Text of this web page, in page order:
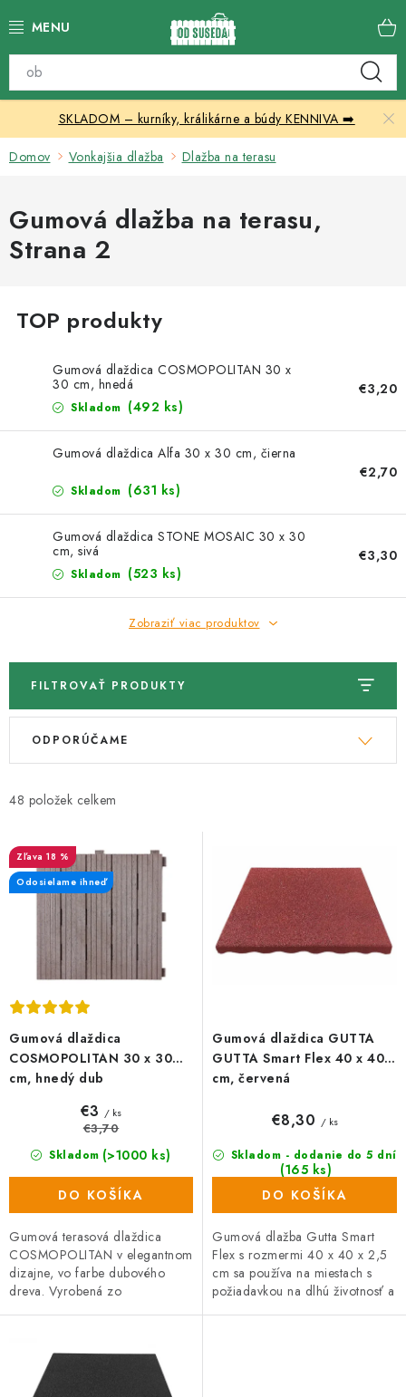
na
Katalóg produktov
Skleníky
Chovateľské potreby
Vonkajšia dlažba
Kachle
SKLADOM – kurníky, králikárne a búdy KENNIVA ➡️
Domov Vonkajšia dlažba Dlažba na terasu
Gumová dlažba na terasu,
Strana 2
Gumová dlaždica COSMOPOLITAN 30 x
30 cm, hnedá
Skladom (492 ks)
€3,20
Gumová dlaždica Alfa 30 x 30 cm, čierna
Skladom (631 ks)
€2,70
Gumová dlaždica STONE MOSAIC 30 x 30
cm, sivá
Skladom (523 ks)
€3,30
Zobraziť viac produktov
FILTROVAŤ PRODUKTY
V
i
p
r
t
o
v
48
R
e
i
e
u
k
t
o
ODPORÚČAME
Gumová dlaždica
COSMOPOLITAN 30 x 30
cm, hnedý dub
18 %
Odosielame ihneď
Skladom (>1000 ks)
€3 / ks
€3,70
DO KOŠÍKA
Gumová terasová dlaždica
COSMOPOLITAN v elegantnom
dizajne, vo farbe dubového
dreva. Vyrobená zo
Gumová dlaždica GUTTA
GUTTA Smart Flex 40 x 40
cm, červená
Skladom - dodanie do 5 dní
(165 ks)
€8,30 / ks
DO KOŠÍKA
Gumová dlažba Gutta Smart
Flex s rozmermi 40 x 40 x 2,5
cm sa používa na miestach s
požiadavkou na dlhú životnosť a